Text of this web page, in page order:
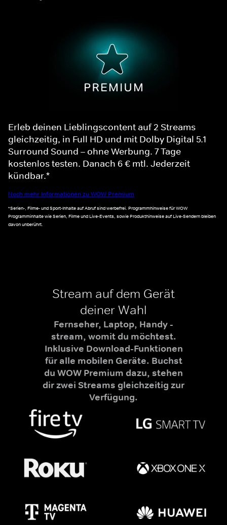
Erleb deinen Lieblingscontent auf 2 Streams
gleichzeitig, in Full HD und mit Dolby Digital 5.1
Surround Sound – ohne Werbung. 7 Tage
kostenlos testen. Danach 6 € mtl. Jederzeit
kündbar.*
Noch mehr Informationen zu WOW Premium
*Serien-, Filme- und Sport-Inhalte auf Abruf sind werbefrei. Programmhinweise für WOW
Programminhalte wie Serien, Filme und Live-Events, sowie Produkthinweise auf Live-Sendern bleiben
davon unberührt.
Stream auf dem Gerät
deiner Wahl
Fernseher, Laptop, Handy -
stream, womit du möchtest.
Inklusive Download-Funktionen
für alle mobilen Geräte. Buchst
du WOW Premium dazu, stehen
dir zwei Streams gleichzeitig zur
Verfügung.